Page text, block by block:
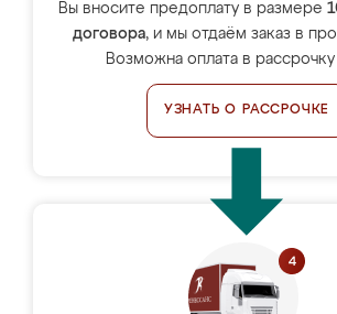
Вы вносите предоплату в размере
договора, и мы отдаём заказ в
Возможна оплата в
УЗНАТЬ О РАССРОЧКЕ